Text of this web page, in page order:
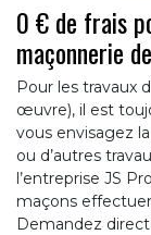
0 € de frais
maçonnerie
Pour les travaux
œuvre), il est
vous envisagez
ou d’autres
l’entreprise JS
maçons
Demandez